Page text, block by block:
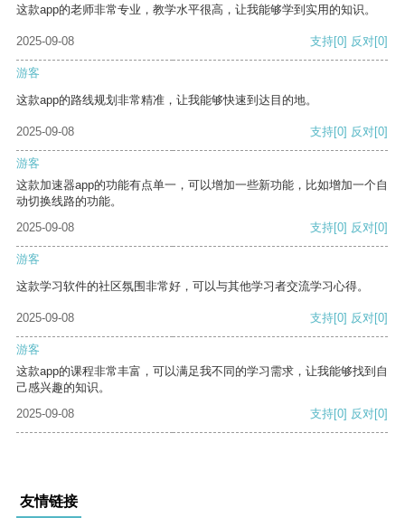
这款app的老师非常专业，教学水平很高，让我能够学到实用的知识。
2025-09-08 支持[0] 反对[0]
游客
这款app的路线规划非常精准，让我能够快速到达目的地。
2025-09-08 支持[0] 反对[0]
游客
这款加速器app的功能有点单一，可以增加一些新功能，比如增加一个自
动切换线路的功能。
2025-09-08
支持[0] 反对[0]
游客
这款学习软件的社区氛围非常好，可以与其他学习者交流学习心得。
2025-09-08 支持[0] 反对[0]
游客
这款app的课程非常丰富，可以满足我不同的学习需求，让我能够找到自
己感兴趣的知识。
2025-09-08
支持[0] 反对[0]
友情链接